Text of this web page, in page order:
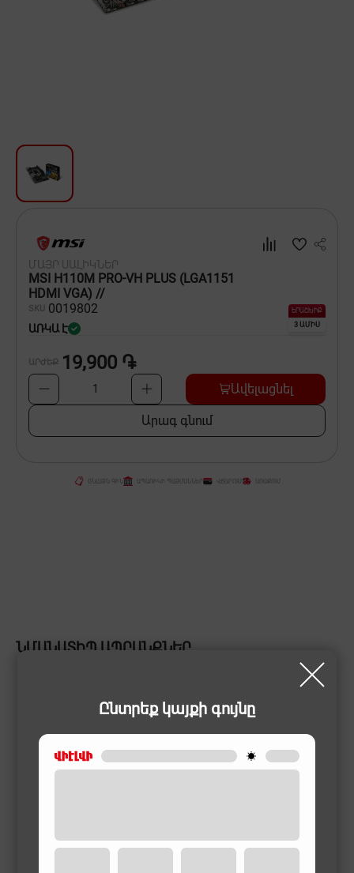
Ընտրեք կայքի գույնը
Սանկերամիկա
Սպասք
ՄԱՅՐ ՍԱԼԻԿՆԵՐ
MSI H110M PRO-VH PLUS (LGA1151
HDMI VGA) //
SKU 0019802
ԱՌԿԱ Է
ԵՐԱՇԽԻՔ
3 ԱՄԻՍ
ԱՐԺԵՔ 19,900 ֏
1 Ավելացնել
Արագ գնում
ՎՃԱՐՈՒՄ
ՆՄԱՆԱՏԻՊ ԱՊՐԱՆՔՆԵՐ